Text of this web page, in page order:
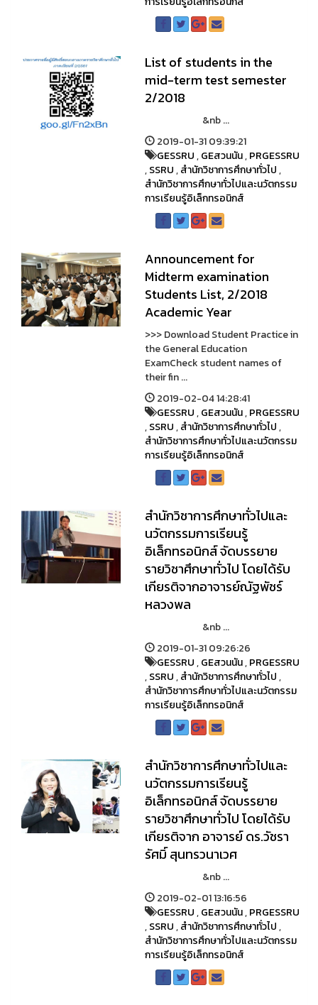
List of students in the
mid-term test semester
2/2018
&nb ...
2019-01-31 09:39:21
GESSRU,GEสวนนัน,PRGESSRU
,SSRU,สำนักวิชาการศึกษาทั่วไป,
สำนักวิชาการศึกษาทั่วไปและนวัตกรรม
การเรียนรู้อิเล็กทรอนิกส์
Announcement for
Midterm examination
Students List, 2/2018
Academic Year
>>> Download Student Practice in
the General Education
ExamCheck student names of
their fin ...
2019-02-04 14:28:41
GESSRU,GEสวนนัน,PRGESSRU
,SSRU,สำนักวิชาการศึกษาทั่วไป,
สำนักวิชาการศึกษาทั่วไปและนวัตกรรม
การเรียนรู้อิเล็กทรอนิกส์
สำนักวิชาการศึกษาทั่วไปและ
นวัตกรรมการเรียนรู้
อิเล็กทรอนิกส์ จัดบรรยาย
รายวิชาศึกษาทั่วไป โดยได้รับ
เกียรติจากอาจารย์ณัฐพัชร์
หลวงพล
&nb ...
2019-01-31 09:26:26
GESSRU,GEสวนนัน,PRGESSRU
,SSRU,สำนักวิชาการศึกษาทั่วไป,
สำนักวิชาการศึกษาทั่วไปและนวัตกรรม
การเรียนรู้อิเล็กทรอนิกส์
สำนักวิชาการศึกษาทั่วไปและ
นวัตกรรมการเรียนรู้
อิเล็กทรอนิกส์ จัดบรรยาย
รายวิชาศึกษาทั่วไป โดยได้รับ
เกียรติจาก อาจารย์ ดร.วัชรา
รัศมิ์ สุนทรวนาเวศ
&nb ...
2019-02-01 13:16:56
GESSRU,GEสวนนัน,PRGESSRU
,SSRU,สำนักวิชาการศึกษาทั่วไป,
สำนักวิชาการศึกษาทั่วไปและนวัตกรรม
การเรียนรู้อิเล็กทรอนิกส์